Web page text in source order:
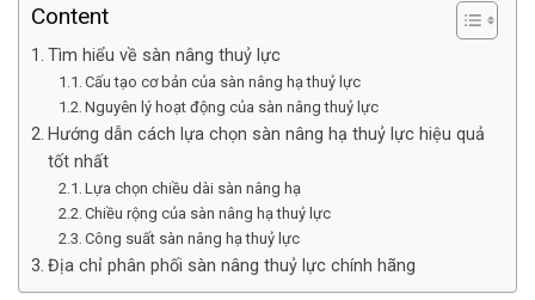
Content
Tìm hiểu về sàn nâng thuỷ lực
Cấu tạo cơ bản của sàn nâng hạ thuỷ lực
Nguyên lý hoạt động của sàn nâng thuỷ lực
Hướng dẫn cách lựa chọn sàn nâng hạ thuỷ lực hiệu quả
tốt nhất
Lựa chọn chiều dài sàn nâng hạ
Chiều rộng của sàn nâng hạ thuỷ lực
Công suất sàn nâng hạ thuỷ lực
Địa chỉ phân phối sàn nâng thuỷ lực chính hãng